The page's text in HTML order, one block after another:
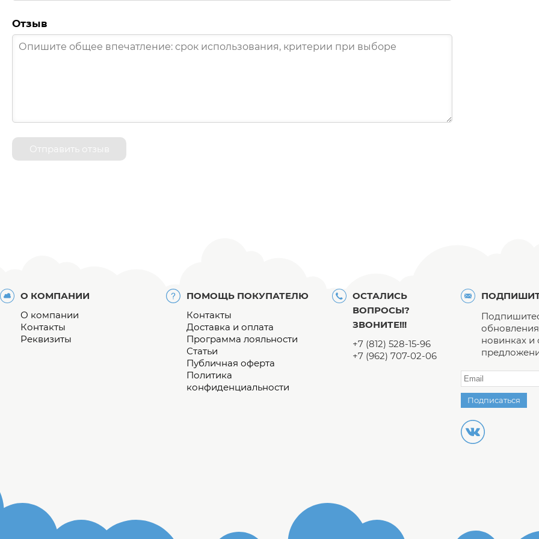
Отзыв
Отправить отзыв
О КОМПАНИИ
О компании
Контакты
Реквизиты
ПОМОЩЬ ПОКУПАТЕЛЮ
Контакты
Доставка и оплата
Программа лояльности
Статьи
Публичная оферта
Политика
конфиденциальности
ОСТАЛИСЬ
ВОПРОСЫ?
ЗВОНИТЕ!!!
+7 (812) 528-15-96
+7 (962) 707-02-06
новинках и
Подписаться